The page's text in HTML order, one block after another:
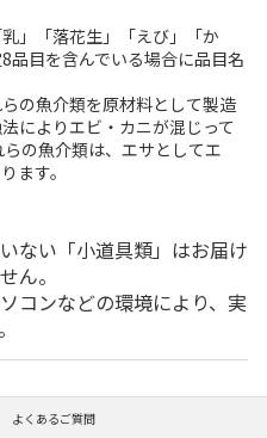
」「落花生」「えび」「か
品目を含んでいる場合に品目名
の魚介類を原材料として製造
によりエビ・カニが混じって
の魚介類は、エサとしてエ
ます。
ない「小道具類」はお届け
ん。
コンなどの環境により、実
よくあるご質問